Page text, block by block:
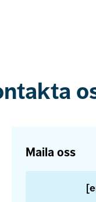
Maila oss